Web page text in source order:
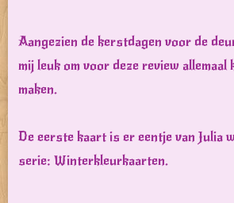
Aangezien de kerstdagen voor de
mij leuk om voor deze review
maken.
De eerste kaart is er eentje van Julia
serie: Winterkleurkaarten.